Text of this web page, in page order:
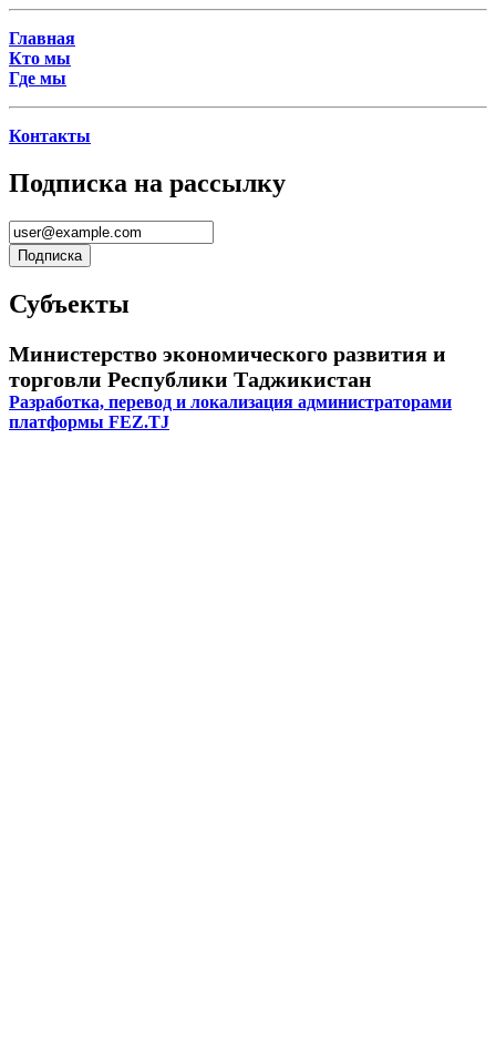
Главная
Кто мы
Где мы
Контакты
Подписка на рассылку
Субъекты
Министерство экономического развития и
торговли Республики Таджикистан
Разработка, перевод и локализация администраторами
платформы FEZ.TJ